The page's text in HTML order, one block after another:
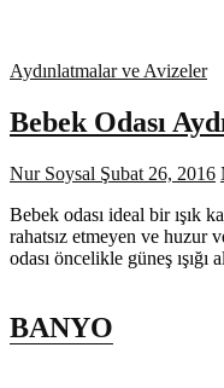
Aydınlatmalar ve Avizeler
Bebek Odası
Nur Soysal Şubat 26, 2016
Bebek odası ideal bir ışık
rahatsız etmeyen ve huzur
odası öncelikle güneş ışığı
BANYO